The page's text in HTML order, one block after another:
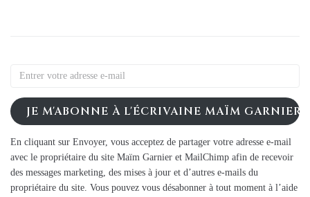
JE M'ABONNE À L'ÉCRIVAINE MAÏM GARNIER
En cliquant sur Envoyer, vous acceptez de partager votre adresse e-mail
avec le propriétaire du site Maïm Garnier et MailChimp afin de recevoir
des messages marketing, des mises à jour et d’autres e-mails du
propriétaire du site. Vous pouvez vous désabonner à tout moment à l’aide